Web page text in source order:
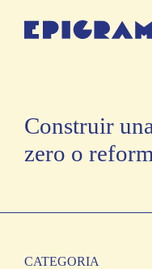
Construir
zero o
CATEGORIA